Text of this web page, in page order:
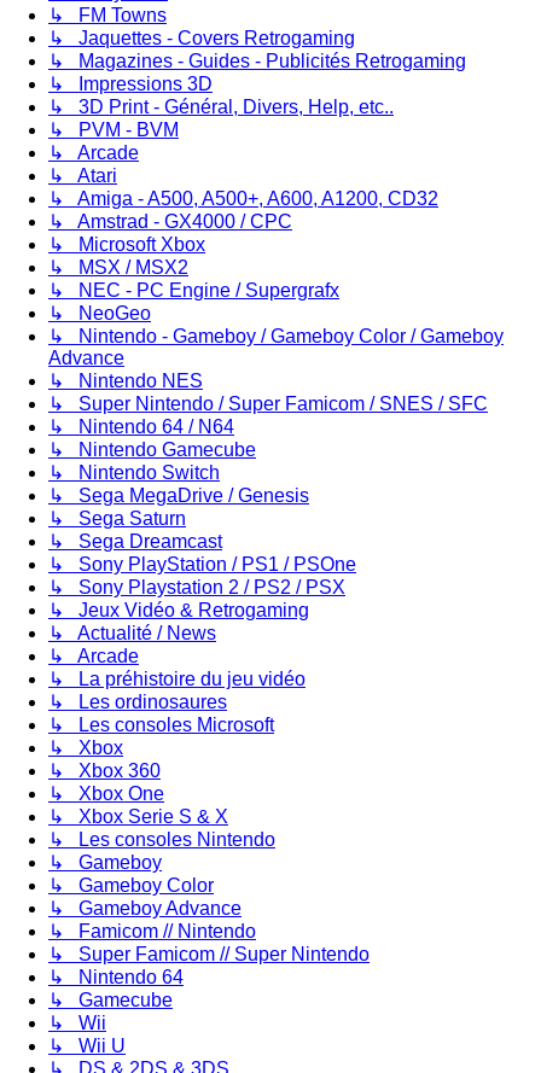
↳ FM Towns
↳ Jaquettes - Covers Retrogaming
↳ Magazines - Guides - Publicités Retrogaming
↳ Impressions 3D
↳ 3D Print - Général, Divers, Help, etc..
↳ PVM - BVM
↳ Arcade
↳ Atari
↳ Amiga - A500, A500+, A600, A1200, CD32
↳ Amstrad - GX4000 / CPC
↳ Microsoft Xbox
↳ MSX / MSX2
↳ NEC - PC Engine / Supergrafx
↳ NeoGeo
↳ Nintendo - Gameboy / Gameboy Color / Gameboy
Advance
↳ Nintendo NES
↳ Super Nintendo / Super Famicom / SNES / SFC
↳ Nintendo 64 / N64
↳ Nintendo Gamecube
↳ Nintendo Switch
↳ Sega MegaDrive / Genesis
↳ Sega Saturn
↳ Sega Dreamcast
↳ Sony PlayStation / PS1 / PSOne
↳ Sony Playstation 2 / PS2 / PSX
↳ Jeux Vidéo & Retrogaming
↳ Actualité / News
↳ Arcade
↳ La préhistoire du jeu vidéo
↳ Les ordinosaures
↳ Les consoles Microsoft
↳ Xbox
↳ Xbox 360
↳ Xbox One
↳ Xbox Serie S & X
↳ Les consoles Nintendo
↳ Gameboy
↳ Gameboy Color
↳ Gameboy Advance
↳ Famicom // Nintendo
↳ Super Famicom // Super Nintendo
↳ Nintendo 64
↳ Gamecube
↳ Wii
↳ Wii U